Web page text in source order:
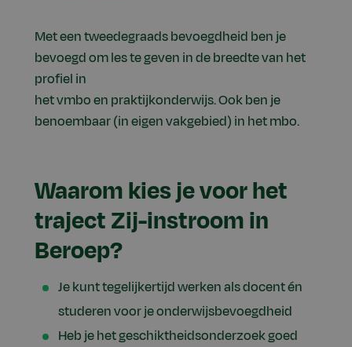
Met een tweedegraads bevoegdheid ben je
bevoegd om les te geven in de breedte van het
profiel in
het vmbo en praktijkonderwijs. Ook ben je
benoembaar (in eigen vakgebied) in het mbo.
Waarom kies je voor het
traject Zij-instroom in
Beroep?
Je kunt tegelijkertijd werken als docent én
studeren voor je onderwijsbevoegdheid
Heb je het geschiktheidsonderzoek goed